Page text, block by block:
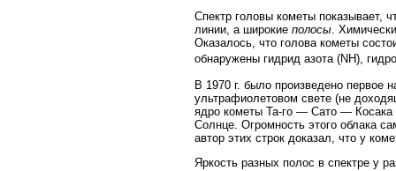
Спектр головы кометы показывает,
линии, а широкие полосы.
Оказалось, что голова кометы
обнаружены гидрид азота (NH),
В 1970 г. было произведено первое
ультрафиолетовом свете (не
ядро кометы Та-го — Сато — Косака
Солнце. Огромность этого облака
автор этих строк доказал, что у
Яркость разных полос в спектре у